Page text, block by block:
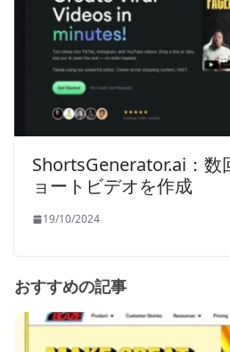
ShortsGenerator.ai：数
ョートビデオを作成
19/10/2024
おすすめの記事